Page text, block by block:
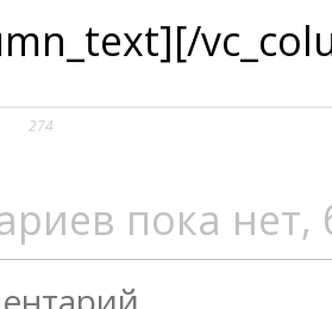
274
пока нет,